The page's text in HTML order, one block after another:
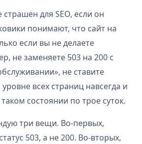
для SEO, если он
понимают, что сайт на
если вы не делаете
не заменяете 503 на 200 с
не ставите
всех страниц навсегда и
состоянии по трое суток.
три вещи. Во-первых,
503, а не 200. Во-вторых,